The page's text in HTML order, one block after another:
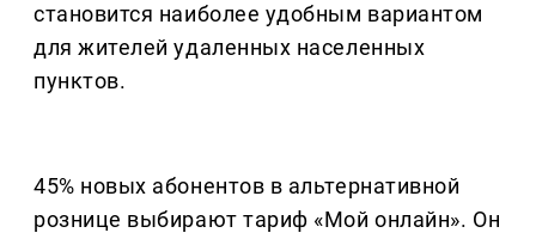
становится наиболее удобным вариантом
для жителей удаленных населенных
пунктов.
45% новых абонентов в альтернативной
рознице выбирают тариф «Мой онлайн». Он